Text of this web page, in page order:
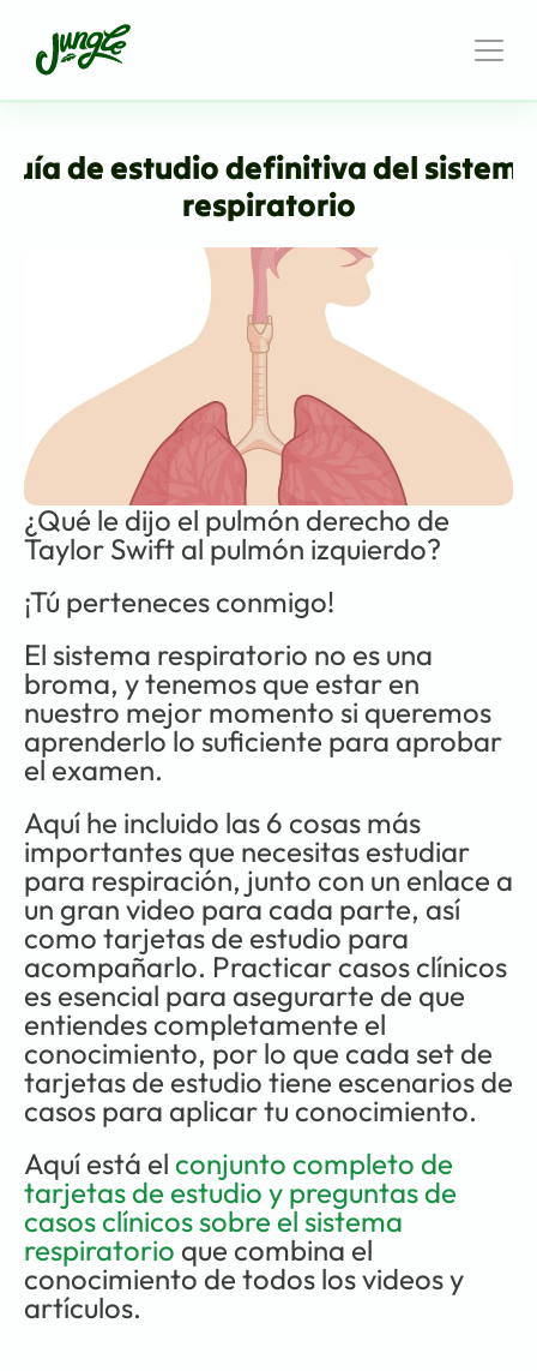
de estudio definitiva del sistema
respiratorio
¿Qué le dijo el pulmón derecho de
Taylor Swift al pulmón izquierdo?
¡Tú perteneces conmigo!
El sistema respiratorio no es una
broma, y tenemos que estar en
nuestro mejor momento si queremos
aprenderlo lo suficiente para aprobar
el examen.
Aquí he incluido las 6 cosas más
importantes que necesitas estudiar
para respiración, junto con un enlace a
un gran video para cada parte, así
como tarjetas de estudio para
acompañarlo. Practicar casos clínicos
es esencial para asegurarte de que
entiendes completamente el
conocimiento, por lo que cada set de
tarjetas de estudio tiene escenarios de
casos para aplicar tu conocimiento.
Aquí está el conjunto completo de
tarjetas de estudio y preguntas de
casos clínicos sobre el sistema
respiratorio que combina el
conocimiento de todos los videos y
artículos.